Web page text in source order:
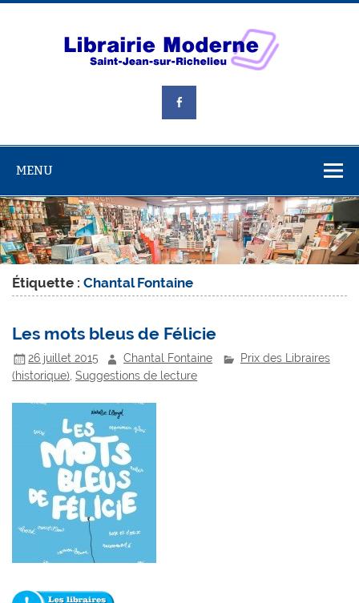
Skip
Livres, jouets et beaucoup plus!
MENU
Étiquette :Chantal Fontaine
Les mots bleus de Félicie
26 juillet 2015 Chantal Fontaine
Prix des Libraires
(historique) ,Suggestions de lecture